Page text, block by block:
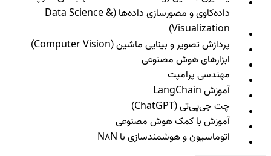
داده‌کاوی و مصورسازی داده‌ها (Data Science &
Visualization)
پردازش تصویر و بینایی ماشین (Computer Vision)
ابزارهای هوش مصنوعی
مهندسی پرامپت
آموزش LangChain
چت جی‌پی‌تی (ChatGPT)
آموزش با کمک هوش مصنوعی
اتوماسیون و هوشمندسازی با N8N